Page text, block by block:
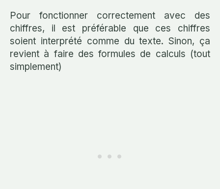
Pour fonctionner correctement avec des
chiffres, il est préférable que ces chiffres
soient interprété comme du texte. Sinon, ça
revient à faire des formules de calculs (tout
simplement)